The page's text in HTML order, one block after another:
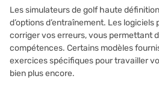
Les simulateurs de golf haute
d’options d’entraînement. Les
corriger vos erreurs, vous permettant
compétences. Certains modèles
exercices spécifiques pour travailler
bien plus encore.